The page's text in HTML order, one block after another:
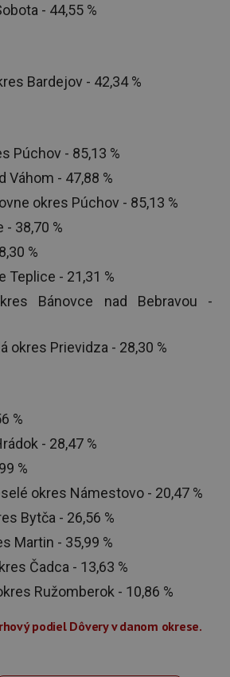
- 44,55 %
Bardejov - 42,34 %
Púchov - 85,13 %
Váhom - 47,88 %
okres Púchov - 85,13 %
- 38,70 %
%
Teplice - 21,31 %
Bánovce nad Bebravou -
okres Prievidza - 28,30 %
%
- 28,47 %
%
okres Námestovo - 20,47 %
Bytča - 26,56 %
Martin - 35,99 %
Čadca - 13,63 %
Ružomberok - 10,86 %
podiel Dôvery v danom okrese.